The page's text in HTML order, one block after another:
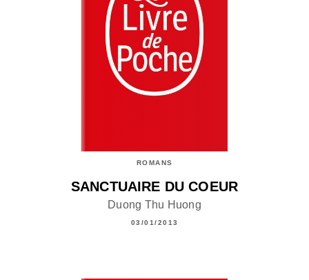
ROMANS
SANCTUAIRE DU COEUR
Duong Thu Huong
03/01/2013